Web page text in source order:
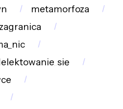
metamorfoza
zagranica